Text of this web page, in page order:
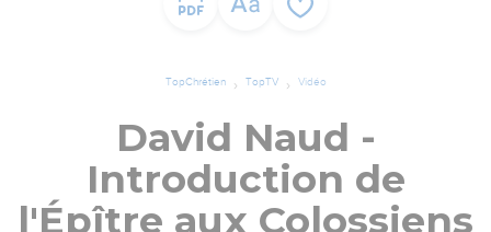
TopChrétien TopTV Vidéo
David Naud -
Introduction de
l'Épître aux Colossiens